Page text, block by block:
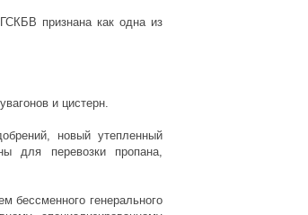
признана как одна из
и цистерн.
новый утепленный
для перевозки пропана,
бессменного генерального